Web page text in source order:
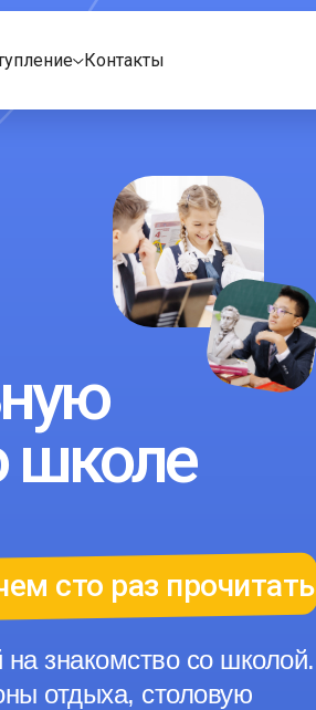
Контакты
школе
сто раз прочитать
знакомство со школой.
отдыха, столовую